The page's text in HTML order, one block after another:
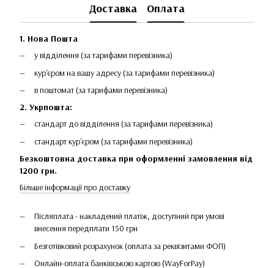
Доставка Оплата
1. Нова Пошта
у відділення (за тарифами перевізника)
кур'єром на вашу адресу (за тарифами перевізника)
в поштомат (за тарифами перевізника)
2. Укрпошта:
стандарт до відділення (за тарифами перевізника)
стандарт кур'єром (за тарифами перевізника)
Безкоштовна доставка при оформленні замовлення від
1200 грн.
Більше інформації про доставку
Післяплата - накладений платіж, доступний при умові
внесення передплати 150 грн
Безготівковий розрахунок (оплата за реквізитами ФОП)
Онлайн-оплата банківською картою (WayForPay)